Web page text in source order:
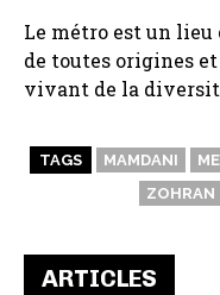
Le métro est un lieu
de toutes origines
vivant de la
TAGS MAMDANI
ZOHRAN
ARTICLES